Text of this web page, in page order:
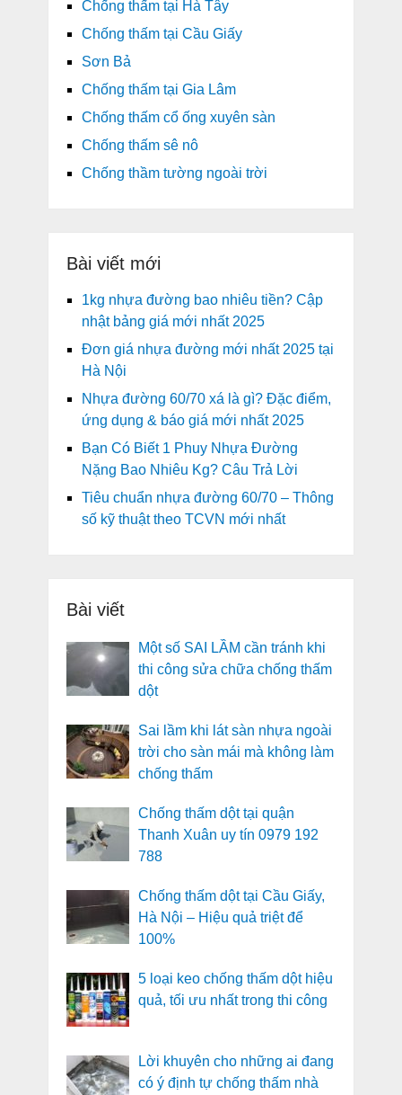
Chống thấm tại Hà Tây
Chống thấm tại Cầu Giấy
Sơn Bả
Chống thấm tại Gia Lâm
Chống thấm cổ ống xuyên sàn
Chống thấm sê nô
Chống thầm tường ngoài trời
Bài viết mới
1kg nhựa đường bao nhiêu tiền? Cập
nhật bảng giá mới nhất 2025
Đơn giá nhựa đường mới nhất 2025 tại
Hà Nội
Nhựa đường 60/70 xá là gì? Đặc điểm,
ứng dụng & báo giá mới nhất 2025
Bạn Có Biết 1 Phuy Nhựa Đường
Nặng Bao Nhiêu Kg? Câu Trả Lời
Tiêu chuẩn nhựa đường 60/70 – Thông
số kỹ thuật theo TCVN mới nhất
Bài viết
Một số SAI LẦM cần tránh khi
thi công sửa chữa chống thấm
dột
Sai lầm khi lát sàn nhựa ngoài
trời cho sàn mái mà không làm
chống thấm
Chống thấm dột tại quận
Thanh Xuân uy tín 0979 192
788
Chống thấm dột tại Cầu Giấy,
Hà Nội – Hiệu quả triệt để
100%
5 loại keo chống thấm dột hiệu
quả, tối ưu nhất trong thi công
Lời khuyên cho những ai đang
có ý định tự chống thấm nhà